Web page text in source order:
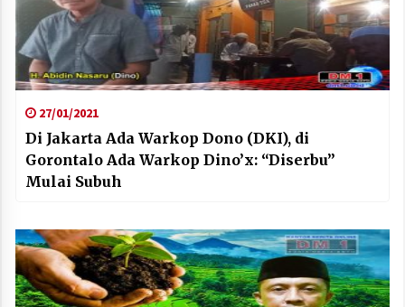
27/01/2021
Di Jakarta Ada Warkop Dono (DKI), di
Gorontalo Ada Warkop Dino’x: “Diserbu”
Mulai Subuh